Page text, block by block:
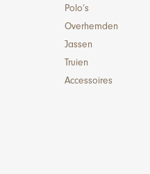
Polo’s
Overhemden
Jassen
Truien
Accessoires